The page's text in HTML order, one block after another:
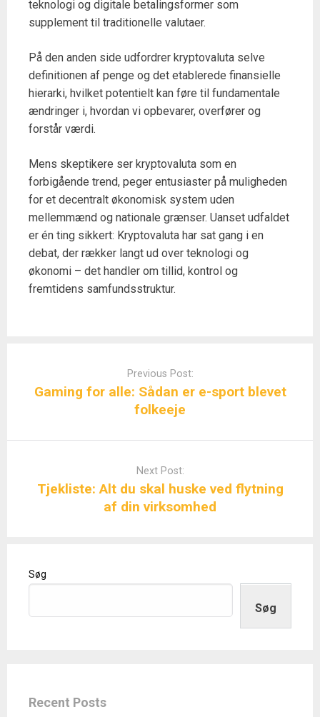
teknologi og digitale betalingsformer som
supplement til traditionelle valutaer.
På den anden side udfordrer kryptovaluta selve
definitionen af penge og det etablerede finansielle
hierarki, hvilket potentielt kan føre til fundamentale
ændringer i, hvordan vi opbevarer, overfører og
forstår værdi.
Mens skeptikere ser kryptovaluta som en
forbigående trend, peger entusiaster på muligheden
for et decentralt økonomisk system uden
mellemmænd og nationale grænser. Uanset udfaldet
er én ting sikkert: Kryptovaluta har sat gang i en
debat, der rækker langt ud over teknologi og
økonomi – det handler om tillid, kontrol og
fremtidens samfundsstruktur.
Previous Post:
Gaming for alle: Sådan er e-sport blevet
folkeeje
Next Post:
Tjekliste: Alt du skal huske ved flytning
af din virksomhed
Søg
Søg
Recent Posts